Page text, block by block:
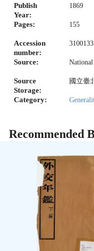
Publish
Year:
1869
Pages: 155
Accession
number:
3100133
Source:
Source
Storage:
國立臺
Category:
Recommended